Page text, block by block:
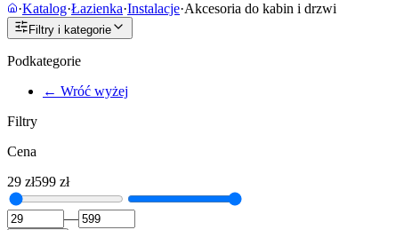
·Katalog·Łazienka·Instalacje·Akcesoria do kabin i drzwi
Filtry i kategorie
Podkategorie
← Wróć wyżej
Filtry
Cena
29 zł599 zł
—